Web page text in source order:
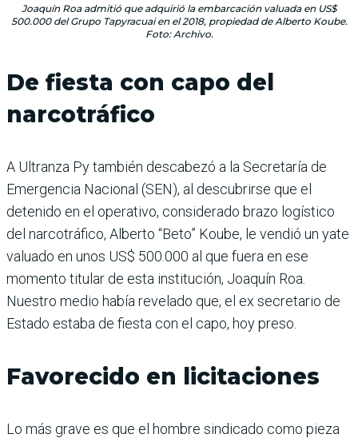
Joaquín Roa admitió que adquirió la embarcación valuada en US$
500.000 del Grupo Tapyracuai en el 2018, propiedad de Alberto Koube.
Foto: Archivo.
De fiesta con capo del
narcotráfico
A Ultranza Py también descabezó a la Secretaría de
Emergencia Nacional (SEN), al descubrirse que el
detenido en el operativo, considerado brazo logístico
del narcotráfico, Alberto “Beto” Koube, le vendió un yate
valuado en unos US$ 500.000 al que fuera en ese
momento titular de esta institución, Joaquín Roa.
Nuestro medio había revelado que, el ex secretario de
Estado estaba de fiesta con el capo, hoy preso.
Favorecido en licitaciones
Lo más grave es que el hombre sindicado como pieza